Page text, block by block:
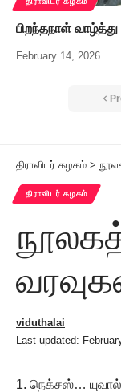
பிறந்தநாள் வாழ்த்து
February 14, 2026
திராவிடர் கழகம் >
திராவிடர் கழகம்
Last updated:
viduthalai
1. நெக்சஸ்…